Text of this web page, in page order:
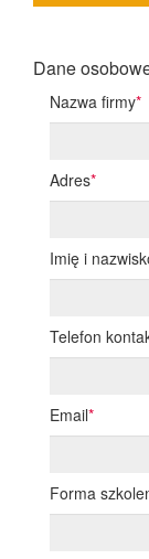
Dane
Nazwa firmy*
Adres*
Imię i
Telefon
Email*
Forma